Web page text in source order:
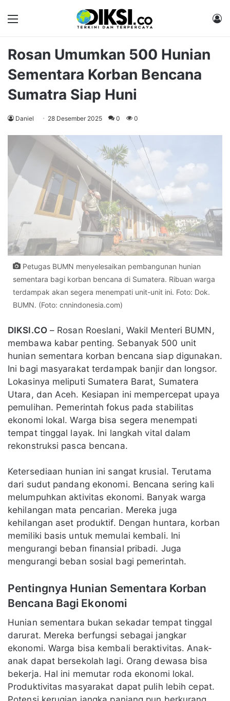
Rosan Umumkan 500 Hunian
Sementara Korban Bencana
Sumatra Siap Huni
Daniel 28 Desember 2025 0 0
Petugas BUMN menyelesaikan pembangunan hunian
sementara bagi korban bencana di Sumatera. Ribuan warga
terdampak akan segera menempati unit-unit ini. Foto: Dok.
BUMN. (Foto: cnnindonesia.com)
DIKSI.CO– Rosan Roeslani, Wakil Menteri BUMN,
membawa kabar penting. Sebanyak 500 unit
hunian sementara korban bencana siap digunakan.
Ini bagi masyarakat terdampak banjir dan longsor.
Lokasinya meliputi Sumatera Barat, Sumatera
Utara, dan Aceh. Kesiapan ini mempercepat upaya
pemulihan. Pemerintah fokus pada stabilitas
ekonomi lokal. Warga bisa segera menempati
tempat tinggal layak. Ini langkah vital dalam
rekonstruksi pasca bencana.
Ketersediaan hunian ini sangat krusial. Terutama
dari sudut pandang ekonomi. Bencana sering kali
melumpuhkan aktivitas ekonomi. Banyak warga
kehilangan mata pencarian. Mereka juga
kehilangan aset produktif. Dengan huntara, korban
memiliki basis untuk memulai kembali. Ini
mengurangi beban finansial pribadi. Juga
mengurangi beban sosial bagi pemerintah.
Pentingnya Hunian Sementara Korban
Bencana Bagi Ekonomi
Hunian sementara bukan sekadar tempat tinggal
darurat. Mereka berfungsi sebagai jangkar
ekonomi. Warga bisa kembali beraktivitas. Anak-
anak dapat bersekolah lagi. Orang dewasa bisa
bekerja. Hal ini memutar roda ekonomi lokal.
Produktivitas masyarakat dapat pulih lebih cepat.